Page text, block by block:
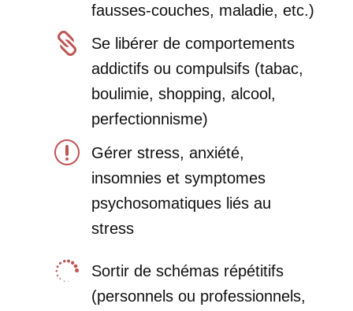
fausses-couches, maladie, etc.)

Se libérer de comportements
addictifs ou compulsifs (tabac,
boulimie, shopping, alcool,
perfectionnisme)
r
Gérer stress, anxiété,
insomnies et symptomes
psychosomatiques liés au
stress

Sortir de schémas répétitifs
(personnels ou professionnels,